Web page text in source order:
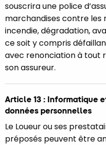
souscrira une police
marchandises contre les
incendie, dégradation,
ce soit y compris
avec renonciation à tout
son assureur.
Article 13 : Informatique
données personnelles
Le Loueur ou ses
préposés peuvent être